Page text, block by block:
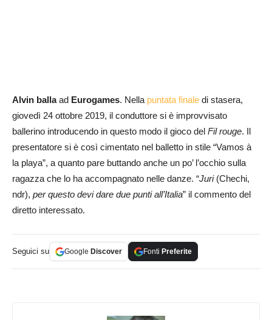
Alvin ballaad Eurogames. Nella puntata finale di stasera,
giovedì 24 ottobre 2019, il conduttore si è improvvisato
ballerino introducendo in questo modo il gioco del Fil rouge. Il
presentatore si è così cimentato nel balletto in stile “Vamos à
la playa”, a quanto pare buttando anche un po’ l’occhio sulla
ragazza che lo ha accompagnato nelle danze. “Juri(Chechi,
ndr), per questo devi dare due punti all’Italia” il commento del
diretto interessato.
Seguici su Google Discover Fonti Preferite